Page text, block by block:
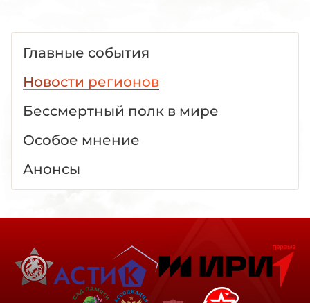
Главные события
Новости регионов
Бессмертный полк в мире
Особое мнение
Анонсы